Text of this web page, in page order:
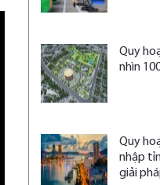
Quy
nhìn
Quy
nhập
giải